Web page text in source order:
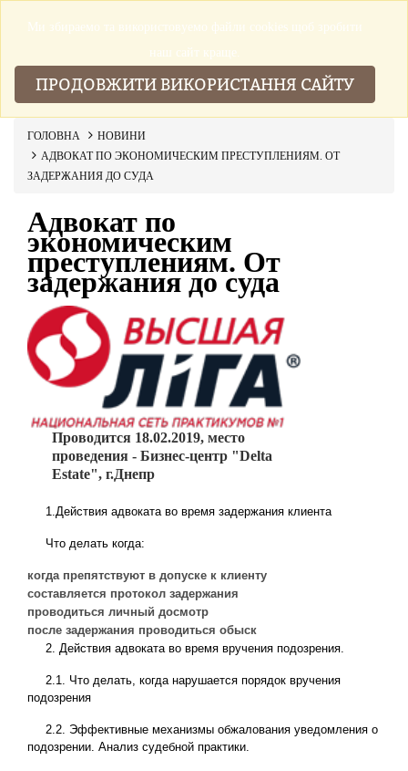
ГОЛОВНА
НОВИНИ
АДВОКАТ ПО ЭКОНОМИЧЕСКИМ ПРЕСТУПЛЕНИЯМ. ОТ
ЗАДЕРЖАНИЯ ДО СУДА
Адвокат по
экономическим
преступлениям. От
задержания до суда
Проводится 18.02.2019, место
проведения - Бизнес-центр "Delta
Estate", г.Днепр
1.Действия адвоката во время задержания клиента
Что делать когда:
когда препятствуют в допуске к клиенту
составляется протокол задержания
проводиться личный досмотр
после задержания проводиться обыск
2. Действия адвоката во время вручения подозрения.
2.1. Что делать, когда нарушается порядок вручения
подозрения
2.2. Эффективные механизмы обжалования уведомления о
подозрении. Анализ судебной практики.
Ми збираемо та використовуемо файли cookies щоб зробити
наш сайт краще.
ПРОДОВЖИТИ ВИКОРИСТАННЯ САЙТУ